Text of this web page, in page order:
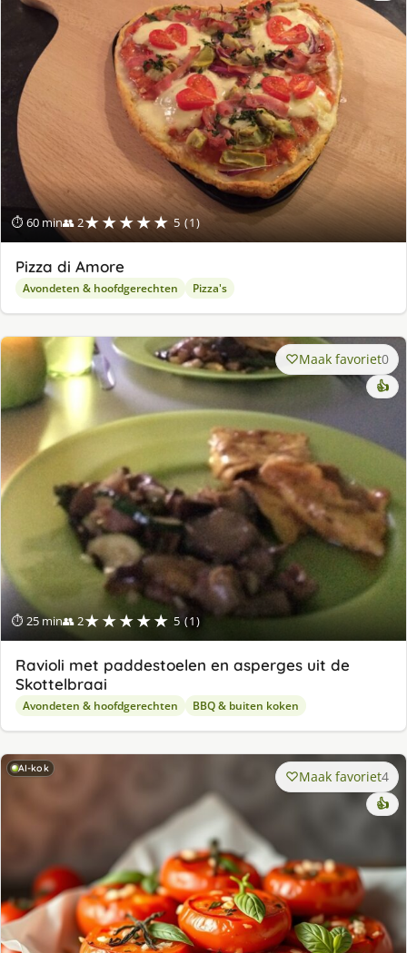
⏱ 60 min👥 2★★★★★ 5 (1)
Pizza di Amore
Avondeten & hoofdgerechten Pizza's
⏱ 25 min👥 2★★★★★ 5 (1)
Maak favoriet0
👍
Ravioli met paddestoelen en asperges uit de
Skottelbraai
Avondeten & hoofdgerechten BBQ & buiten koken
AI-kok Maak favoriet4
👍